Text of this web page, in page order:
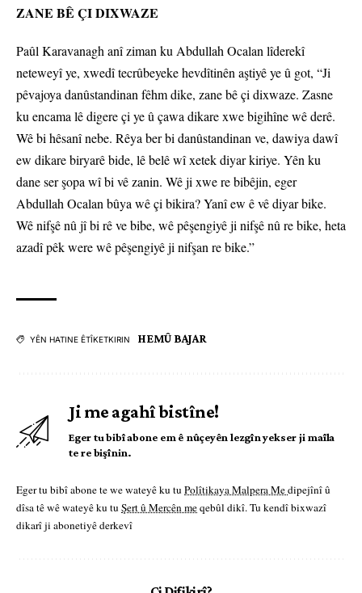
ZANE BÊ ÇI DIXWAZE
Paûl Karavanagh anî ziman ku Abdullah Ocalan lîderekî
neteweyî ye, xwedî tecrûbeyeke hevdîtinên aştiyê ye û got, “Ji
pêvajoya danûstandinan fêhm dike, zane bê çi dixwaze. Zasne
ku encama lê digere çi ye û çawa dikare xwe bigihîne wê derê.
Wê bi hêsanî nebe. Rêya ber bi danûstandinan ve, dawiya dawî
ew dikare biryarê bide, lê belê wî xetek diyar kiriye. Yên ku
dane ser şopa wî bi vê zanin. Wê ji xwe re bibêjin, eger
Abdullah Ocalan bûya wê çi bikira? Yanî ew ê vê diyar bike.
Wê nifşê nû jî bi rê ve bibe, wê pêşengiyê ji nifşê nû re bike, heta
azadî pêk were wê pêşengiyê ji nifşan re bike.”
YÊN HATINE ÊTÎKETKIRIN HEMÛ BAJAR
Ji me agahî bistîne!
Eger tu bibî abone em ê nûçeyên lezgîn yekser ji maîla
te re bişînin.
Eger tu bibî abone te we wateyê ku tu Polîtikaya Malpera Medipejînî û
dîsa tê wê wateyê ku tu Şert û Mercên meqebûl dikî. Tu kendî bixwazî
dikarî ji abonetiyê derkevî